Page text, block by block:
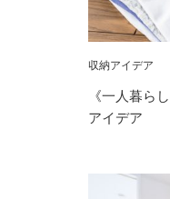
収納アイデア
《一人暮ら
アイデア